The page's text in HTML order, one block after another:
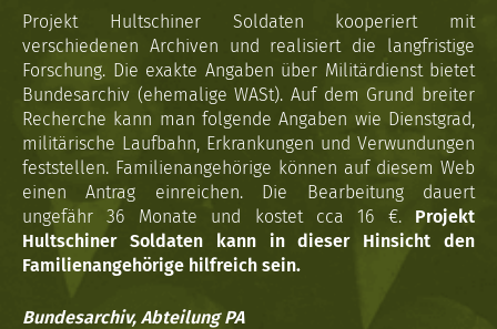
Projekt Hultschiner Soldaten kooperiert mit
verschiedenen Archiven und realisiert die langfristige
Forschung. Die exakte Angaben über Militärdienst bietet
Bundesarchiv (ehemalige WASt). Auf dem Grund breiter
Recherche kann man folgende Angaben wie Dienstgrad,
militärische Laufbahn, Erkrankungen und Verwundungen
feststellen. Familienangehörige können auf diesem Web
einen Antrag einreichen. Die Bearbeitung dauert
ungefähr 36 Monate und kostet cca 16 €. Projekt
Hultschiner Soldaten kann in dieser Hinsicht den
Familienangehörige hilfreich sein.
Bundesarchiv, Abteilung PA